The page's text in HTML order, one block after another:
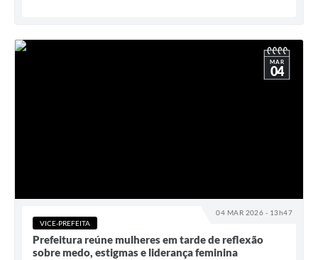
04 MAR 2026 - 13h47
MAR
04
VICE-PREFEITA
Prefeitura reúne mulheres em tarde de reflexão
sobre medo, estigmas e liderança feminina